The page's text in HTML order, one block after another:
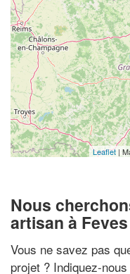
Leaflet |
Nous
artisan à Feves
Vous ne savez pas
projet ? Indiquez-